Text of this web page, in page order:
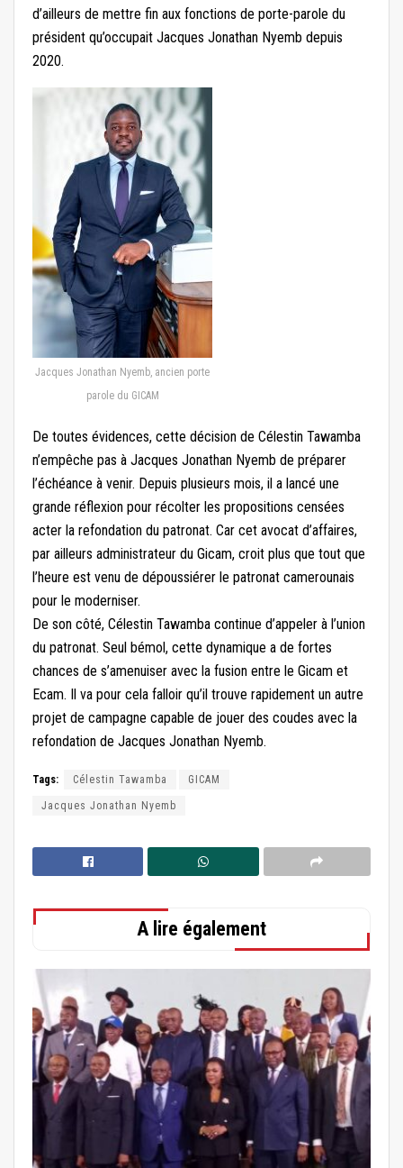
d’ailleurs de mettre fin aux fonctions de porte-parole du
président qu’occupait Jacques Jonathan Nyemb depuis
2020.
Jacques Jonathan Nyemb, ancien porte
parole du GICAM
De toutes évidences, cette décision de Célestin Tawamba
n’empêche pas à Jacques Jonathan Nyemb de préparer
l’échéance à venir. Depuis plusieurs mois, il a lancé une
grande réflexion pour récolter les propositions censées
acter la refondation du patronat. Car cet avocat d’affaires,
par ailleurs administrateur du Gicam, croit plus que tout que
l’heure est venu de dépoussiérer le patronat camerounais
pour le moderniser.
De son côté, Célestin Tawamba continue d’appeler à l’union
du patronat. Seul bémol, cette dynamique a de fortes
chances de s’amenuiser avec la fusion entre le Gicam et
Ecam. Il va pour cela falloir qu’il trouve rapidement un autre
projet de campagne capable de jouer des coudes avec la
refondation de Jacques Jonathan Nyemb.
Tags: Célestin Tawamba GICAM
Jacques Jonathan Nyemb
A lire également